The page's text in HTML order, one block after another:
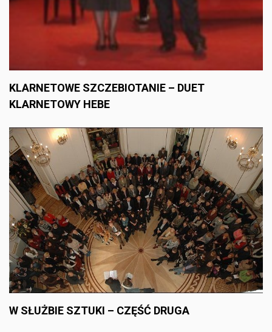
KLARNETOWE SZCZEBIOTANIE – DUET
KLARNETOWY HEBE
W SŁUŻBIE SZTUKI – CZĘŚĆ DRUGA